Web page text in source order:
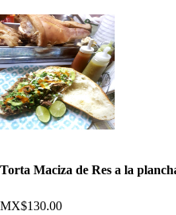
Torta Maciza de Res a la
MX$130.00